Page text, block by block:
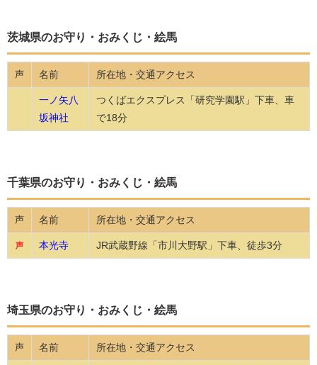
茨城県のお守り・おみくじ・絵馬
声 名前 所在地・交通アクセス
一ノ矢八
坂神社
つくばエクスプレス「研究学園駅」下車、車
で18分
千葉県のお守り・おみくじ・絵馬
声 名前 所在地・交通アクセス
声 本光寺 JR武蔵野線「市川大野駅」下車、徒歩3分
埼玉県のお守り・おみくじ・絵馬
声 名前 所在地・交通アクセス